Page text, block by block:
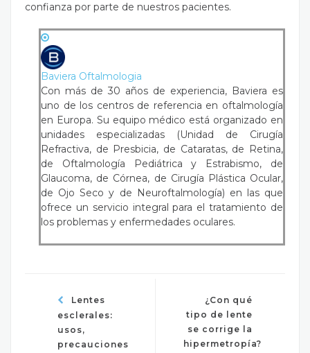
confianza por parte de nuestros pacientes.
Baviera Oftalmologia
Con más de 30 años de experiencia, Baviera es
uno de los centros de referencia en oftalmología
en Europa. Su equipo médico está organizado en
unidades especializadas (Unidad de Cirugía
Refractiva, de Presbicia, de Cataratas, de Retina,
de Oftalmología Pediátrica y Estrabismo, de
Glaucoma, de Córnea, de Cirugía Plástica Ocular,
de Ojo Seco y de Neuroftalmología) en las que
ofrece un servicio integral para el tratamiento de
los problemas y enfermedades oculares.
Lentes
esclerales:
usos,
precauciones
¿Con qué
tipo de lente
se corrige la
hipermetropía?